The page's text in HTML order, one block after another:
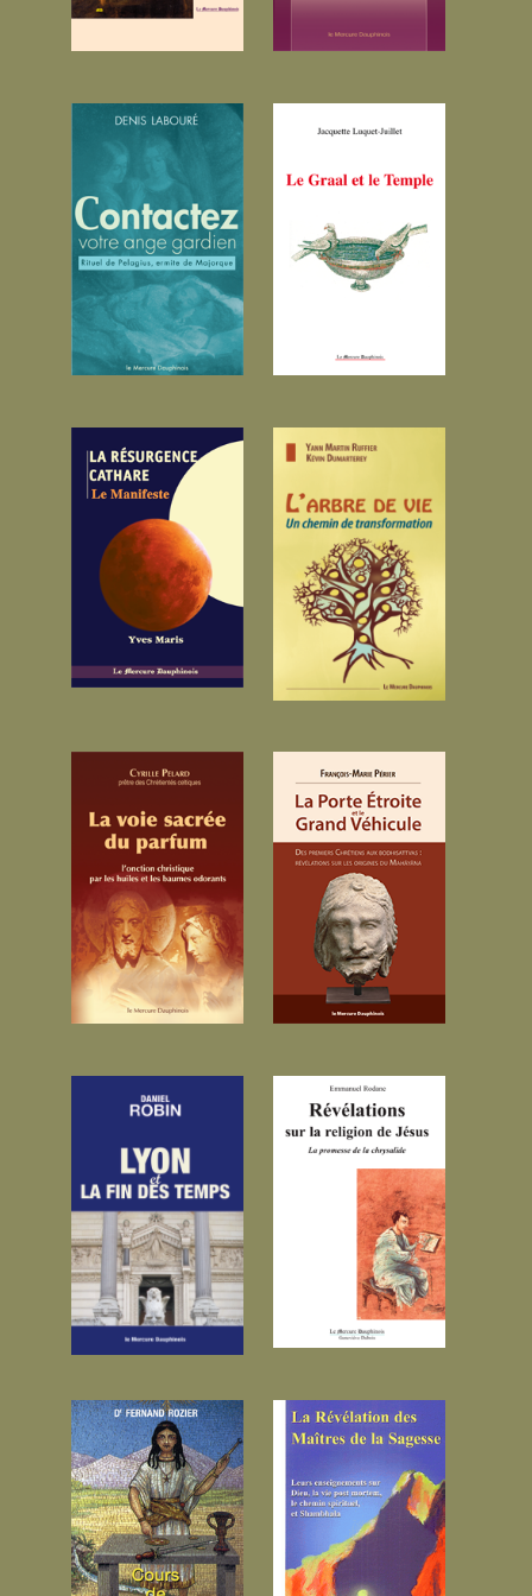
Contactez votre
ange gardien...
L’ange est l’échelle
qui relie la terre au
ciel, c’est un
messager du divin. Il
a aussi pour fonction
de veiller ...
17.00 €
Le Graal et le
Jacquette Luquet-
Paris en 1920 et
décédée à Cannes
en 1992. Formée
aux disciplines
littéraires...
La Résurgence
Cathare...
Nous avons du mal à
imaginer la diversité
d’idées que portait le
christianisme primitif.
Le christianisme
moderne r...
14.00 €
L’arbre de vie...
d’appartenir à une
religion particulière
pour étudier la
Kabbale. Son origine
remonte bien avant
l’ét...
17.50 €
La voie sacrée
du parfum...
À plus d'un titre, cet
ouvrage présente le
premier essai
d’ouverture du
processus de
l’onction en tant que
voie sa...
14.90 €
La Porte Étroite
et le Grand ...
L’étude d’un
chercheur
indépendant vient
bouleverser l’histoire
des religions entre
Orient et Occident et
jete...
17.00 €
Lyon et la fin
Dans ce livre,
l’auteur présente la
ville de Lyon comme
une figure de
l’Apocalypse. C’est
là sa raison d’être...
17.50 €
Révélations sur
la religion ...
Ce livre révèle que
dès la mort de Jésus,
certains de ses
proches ont diffusé
un Évangile
retouché. L'auteur
Cours de Haute-
Magie...
Fort d'une longue
quête personnelle
de l'occulte, le Dr.
Fernand Rozier
dresse ici, à
l'intention de ses
étudiants, u...
La Révélation
À la fin du XIXe
siècle quelques
Occidentaux furent
contactés par les
membres d\'une
mystérieuse
fraternité qui dis...